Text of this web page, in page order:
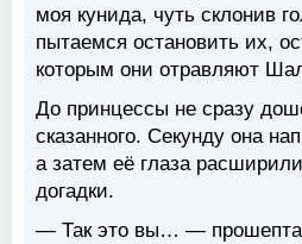
моя кунида, чуть склонив
пытаемся остановить их,
которым они отравляют
До принцессы не сразу
сказанного. Секунду она
а затем её глаза
догадки.
— Так это вы… —